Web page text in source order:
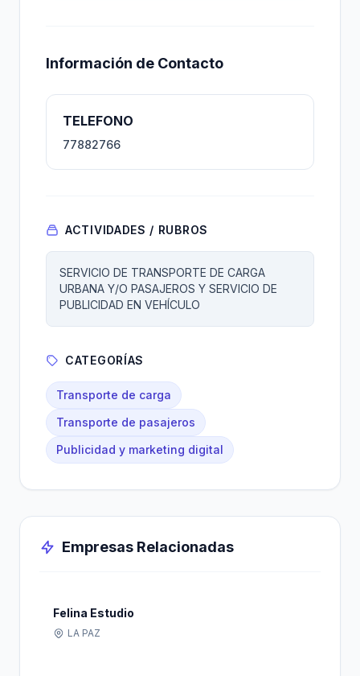
Información de Contacto
TELEFONO
77882766
ACTIVIDADES / RUBROS
SERVICIO DE TRANSPORTE DE CARGA
URBANA Y/O PASAJEROS Y SERVICIO DE
PUBLICIDAD EN VEHÍCULO
CATEGORÍAS
Transporte de carga
Transporte de pasajeros
Publicidad y marketing digital
Empresas Relacionadas
Felina Estudio
LA PAZ